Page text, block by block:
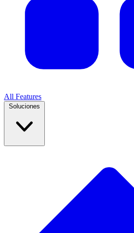
All Features